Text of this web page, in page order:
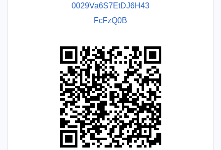
0029Va6S7EtDJ6H43
FcFzQ0B